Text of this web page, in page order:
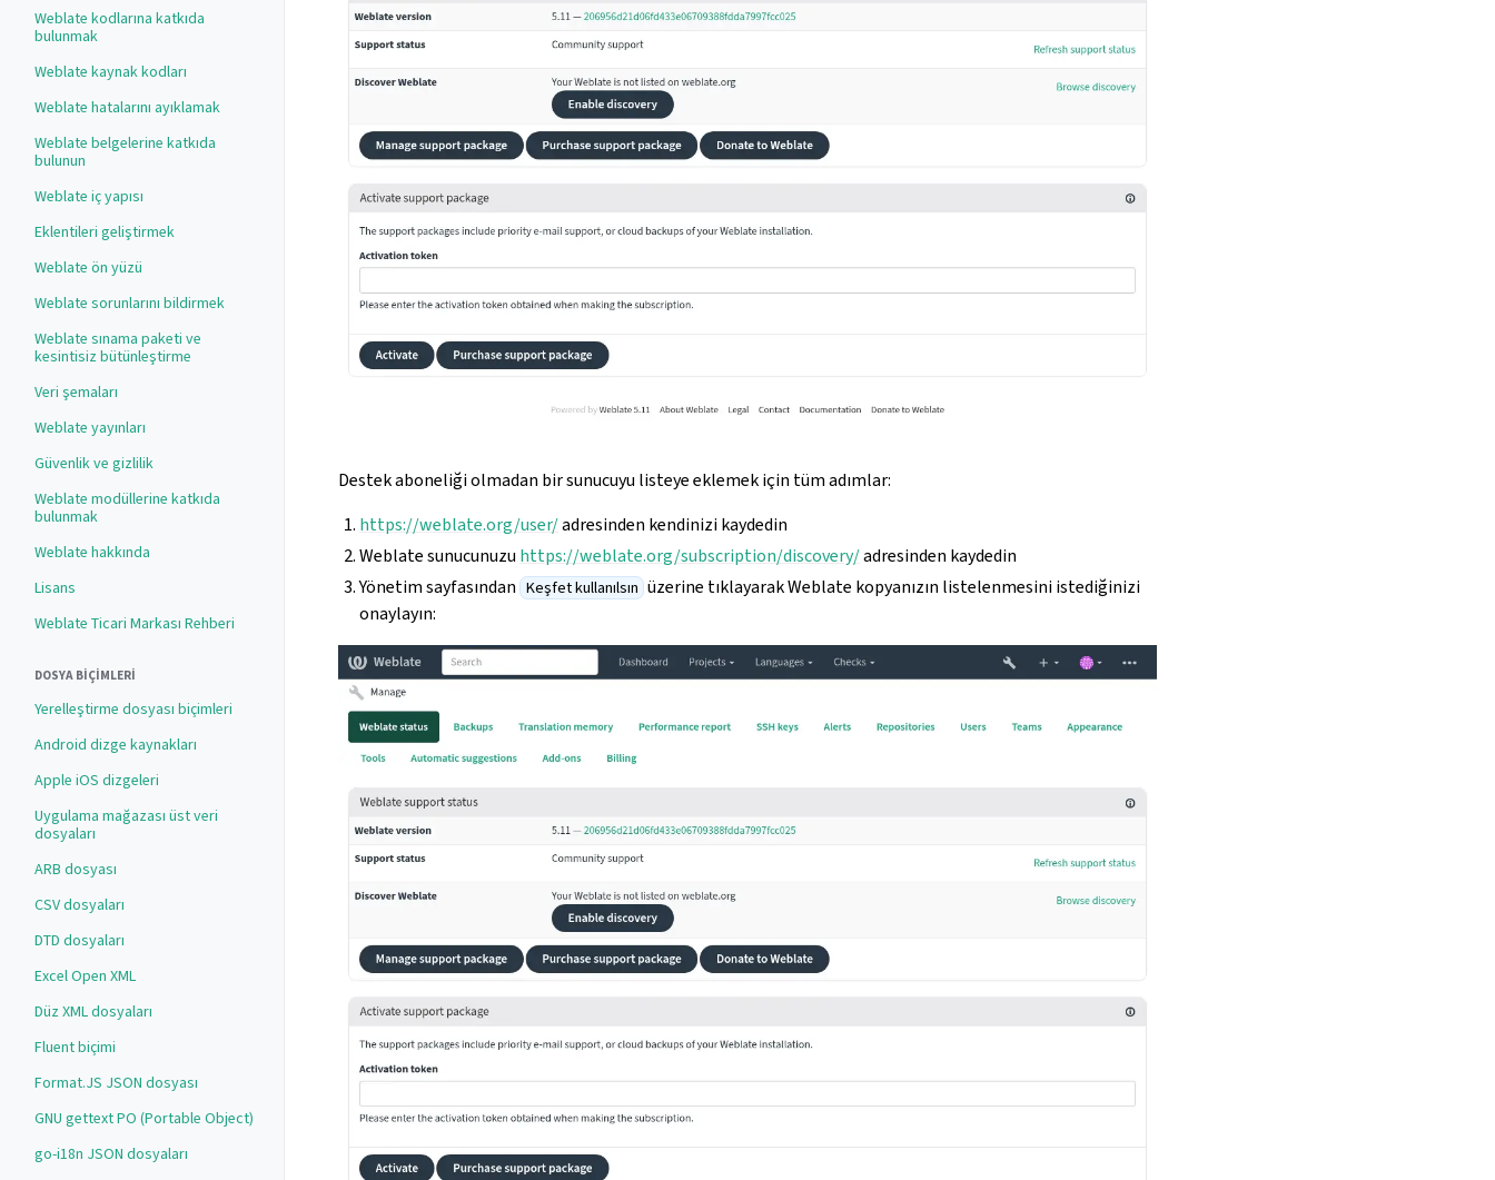
Weblate kodlarına katkıda
bulunmak
Weblate kaynak kodları
Weblate hatalarını ayıklamak
Weblate belgelerine katkıda
bulunun
Weblate iç yapısı
Eklentileri geliştirmek
Weblate ön yüzü
Weblate sorunlarını bildirmek
Weblate sınama paketi ve
kesintisiz bütünleştirme
Veri şemaları
Weblate yayınları
Güvenlik ve gizlilik
Weblate modüllerine katkıda
bulunmak
Weblate hakkında
Lisans
Weblate Ticari Markası Rehberi
DOSYA BIÇIMLERI
Yerelleştirme dosyası biçimleri
Android dizge kaynakları
Apple iOS dizgeleri
Uygulama mağazası üst veri
dosyaları
ARB dosyası
CSV dosyaları
DTD dosyaları
Excel Open XML
Düz XML dosyaları
Fluent biçimi
Format.JS JSON dosyası
GNU gettext PO (Portable Object)
go-i18n JSON dosyaları
Destek aboneliği olmadan bir sunucuyu listeye eklemek için tüm adımlar:
https://weblate.org/user/adresinden kendinizi kaydedin
Weblate sunucunuzu https://weblate.org/subscription/discovery/adresinden kaydedin
Yönetim sayfasından Keşfet kullanılsın üzerine tıklayarak Weblate kopyanızın listelenmesini istediğinizi
onaylayın: